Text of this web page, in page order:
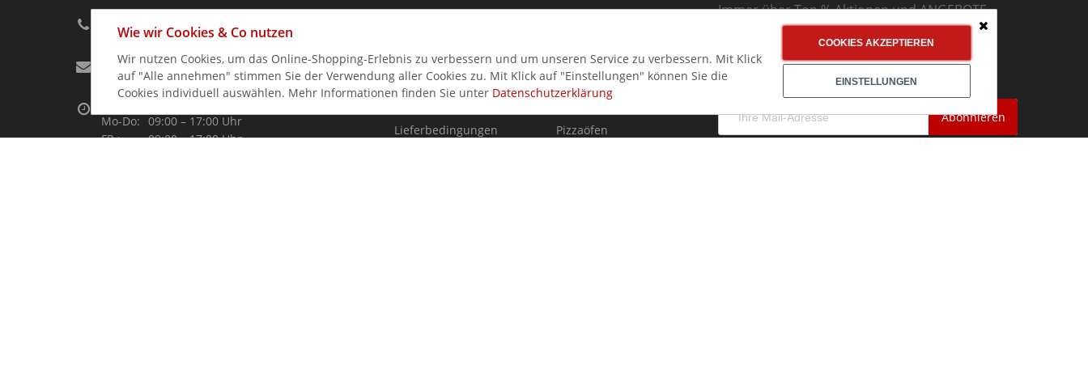
+49 (0) 231 997 890 20
info@gastro-germany.de
Mo-Do: 09:00 – 17:00 Uhr
FR.:
09:00 – 17:00 Uhr
Über uns
Zahlungsarten
Lieferbedingungen
Herde
Fritteusen
Pizzaöfen
Immer über Top % Aktionen und ANGEBOTE
informiert bleiben
Jetzt Newsletter abonnieren!
Abonnieren
Wie wir Cookies & Co nutzen
Wir nutzen Cookies, um das Online-Shopping-Erlebnis zu verbessern und um unseren Service zu verbessern. Mit Klick
auf "Alle annehmen" stimmen Sie der Verwendung aller Cookies zu. Mit Klick auf "Einstellungen" können Sie die
Cookies individuell auswählen. Mehr Informationen finden Sie unter Datenschutzerklärung
COOKIES AKZEPTIEREN
EINSTELLUNGEN